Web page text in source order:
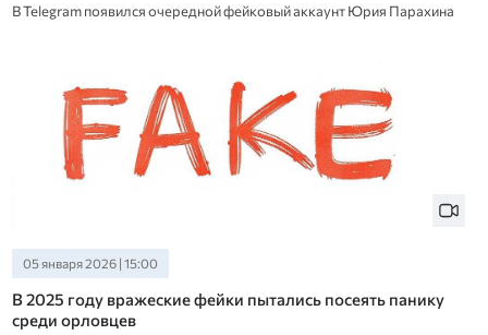
В Telegram появился очередной фейковый аккаунт Юрия Парахина
05 января 2026 | 15:00
В 2025 году вражеские фейки пытались посеять панику
среди орловцев